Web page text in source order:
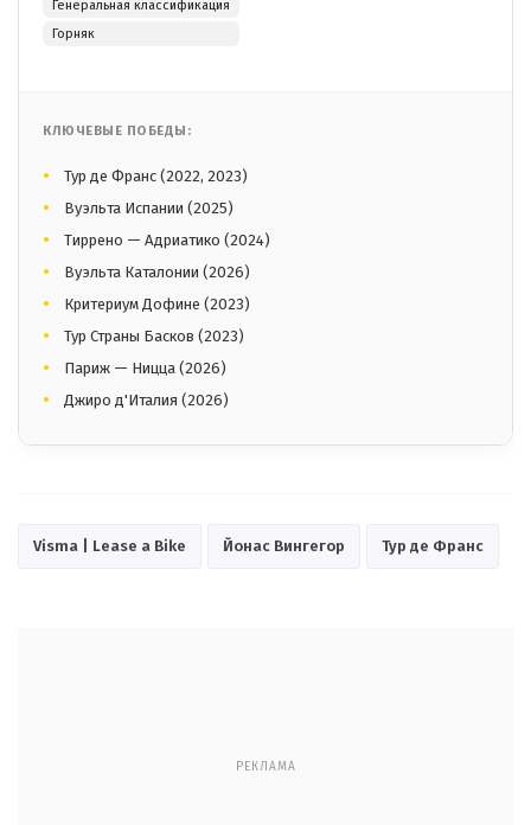
Генеральная классификация
Горняк
КЛЮЧЕВЫЕ ПОБЕДЫ:
Тур де Франс (2022, 2023)
Вуэльта Испании (2025)
Тиррено — Адриатико (2024)
Вуэльта Каталонии (2026)
Критериум Дофине (2023)
Тур Страны Басков (2023)
Париж — Ницца (2026)
Джиро д'Италия (2026)
Visma | Lease a Bike Йонас Вингегор Тур де Франс
РЕКЛАМА